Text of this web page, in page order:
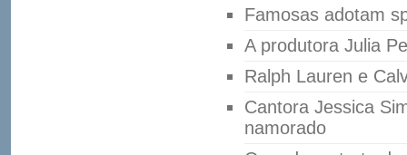
Famosas adotam
A produtora Julia
Ralph Lauren e
Cantora Jessica
namorado